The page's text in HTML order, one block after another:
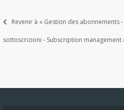
Revenir à « Gestion des abonnements
sottoscrizioni - Subscription management